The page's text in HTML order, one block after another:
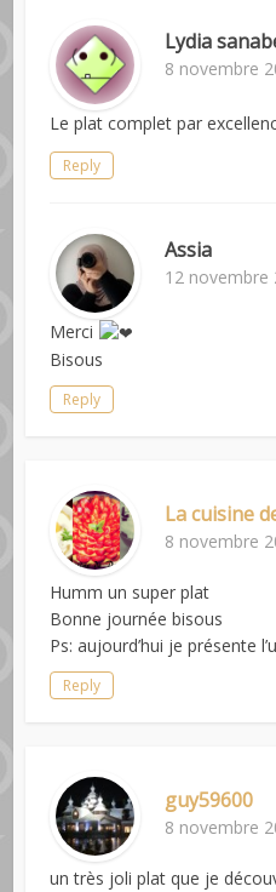
Lydia
8 novembre
Le plat complet par
Reply
Assia
12 novembre
Merci
Bisous
Reply
La cuisine
8 novembre
Humm un super plat
Bonne journée bisous
Ps: aujourd’hui je présente
Reply
guy59600
8 novembre
un très joli plat que je